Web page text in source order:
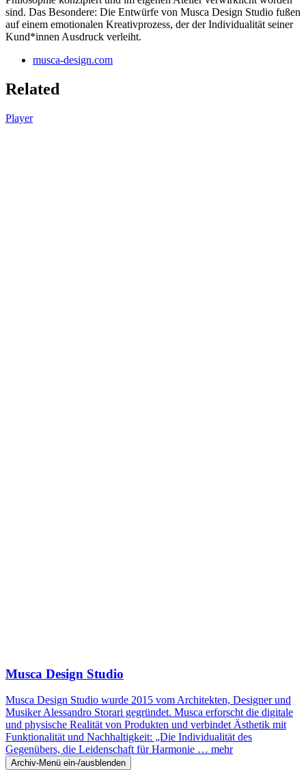
sind. Das Besondere: Die Entwürfe von Musca Design Studio fußen
auf einem emotionalen Kreativprozess, der der Individualität seiner
Kund*innen Ausdruck verleiht.
musca-design.com
Related
Player
Musca Design Studio
Musca Design Studio wurde 2015 vom Architekten, Designer und
Musiker Alessandro Storari gegründet. Musca erforscht die digitale
und physische Realität von Produkten und verbindet Ästhetik mit
Funktionalität und Nachhaltigkeit: „Die Individualität des
Gegenübers, die Leidenschaft für Harmonie … mehr
Archiv-Menü ein-/ausblenden